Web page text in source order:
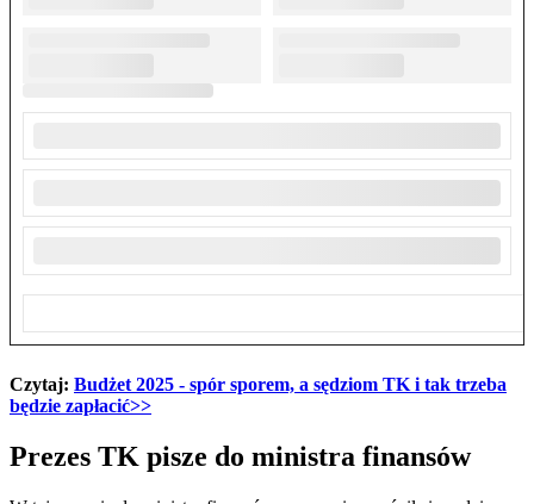
Czytaj: Budżet 2025 - spór sporem, a sędziom TK i tak trzeba
będzie zapłacić>>
Prezes TK pisze do ministra finansów